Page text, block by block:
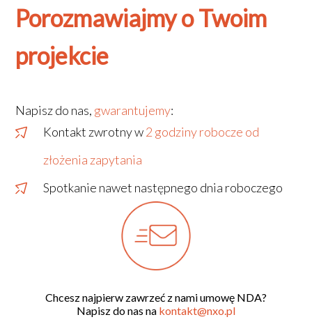
Porozmawiajmy o Twoim
projekcie
Napisz do nas, gwarantujemy:
Kontakt zwrotny w2 godziny robocze od
złożenia zapytania
Spotkanie nawet następnego dnia roboczego
Chcesz najpierw zawrzeć z nami umowę NDA?
Napisz do nas na kontakt@nxo.pl